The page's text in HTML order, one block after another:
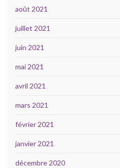
août 2021
juillet 2021
juin 2021
mai 2021
avril 2021
mars 2021
février 2021
janvier 2021
décembre 2020